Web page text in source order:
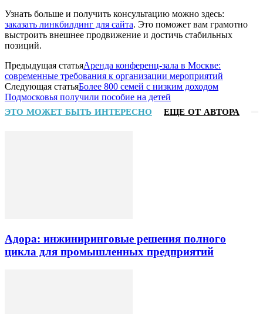
Узнать больше и получить консультацию можно здесь:
заказать линкбилдинг для сайта. Это поможет вам грамотно
выстроить внешнее продвижение и достичь стабильных
позиций.
Предыдущая статьяАренда конференц-зала в Москве:
современные требования к организации мероприятий
Следующая статьяБолее 800 семей с низким доходом
Подмосковья получили пособие на детей
ЭТО МОЖЕТ БЫТЬ ИНТЕРЕСНО ЕЩЕ ОТ АВТОРА
Адора: инжиниринговые решения полного
цикла для промышленных предприятий